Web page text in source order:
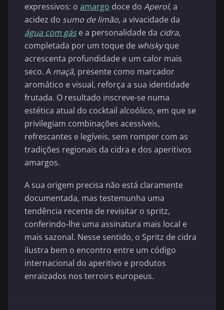
expressivos: o amargo doce do Aperol, a
acidez do sumo de limão, a vivacidade da
água com gáse a personalidade da cidra,
completada por um toque de whiskyque
acrescenta profundidade e um calor mais
seco. A maçã, presente como marcador
aromático e visual, reforça a sua identidade
frutada. O resultado inscreve-se numa
estética atual do cocktail alcoólico, em que se
privilegiam combinações acessíveis,
refrescantes e legíveis, sem romper com as
tradições regionais da cidra e dos aperitivos
amargos.
A sua origem precisa não está claramente
documentada, mas testemunha uma
tendência recente de revisitar o spritz,
conferindo-lhe uma assinatura mais local e
mais sazonal. Nesse sentido, o Spritz de cidra
ilustra bem o encontro entre um código
internacional do aperitivo e produtos
enraizados nos terroirs europeus.